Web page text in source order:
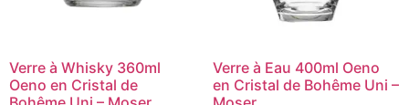
Verre à Whisky 360ml
Oeno en Cristal de
Verre à Eau 400ml Oeno
en Cristal de Bohême Uni –